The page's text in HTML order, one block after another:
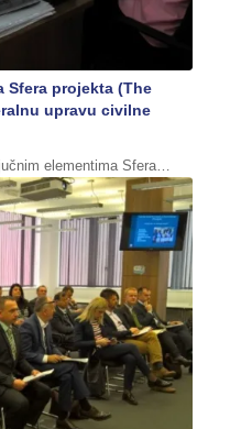
projekta (The
upravu civilne
elementima Sfera…